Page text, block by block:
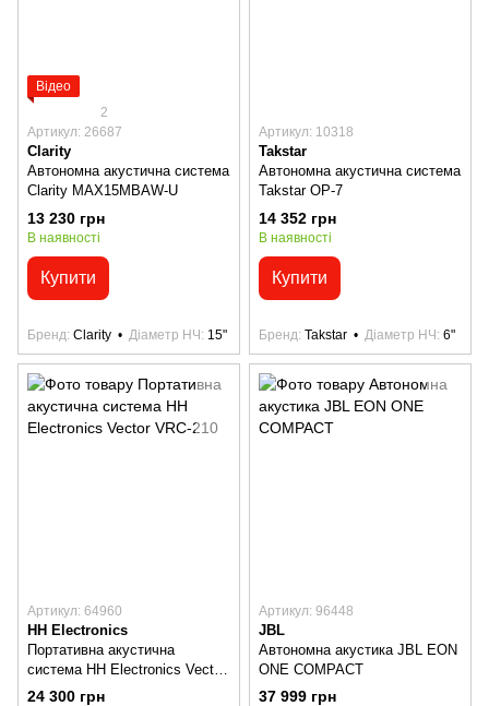
Відео
2
Артикул: 26687
Clarity
Автономна акустична система
Clarity MAX15MBAW-U
13 230 грн
В наявності
Купити
Бренд Clarity Діаметр НЧ 15"
Артикул: 10318
Takstar
Автономна акустична система
Takstar OP-7
14 352 грн
В наявності
Купити
Бренд Takstar Діаметр НЧ 6"
Артикул: 64960
HH Electronics
Портативна акустична
система HH Electronics Vector
VRC-210
24 300 грн
Артикул: 96448
JBL
Автономна акустика JBL EON
ONE COMPACT
37 999 грн